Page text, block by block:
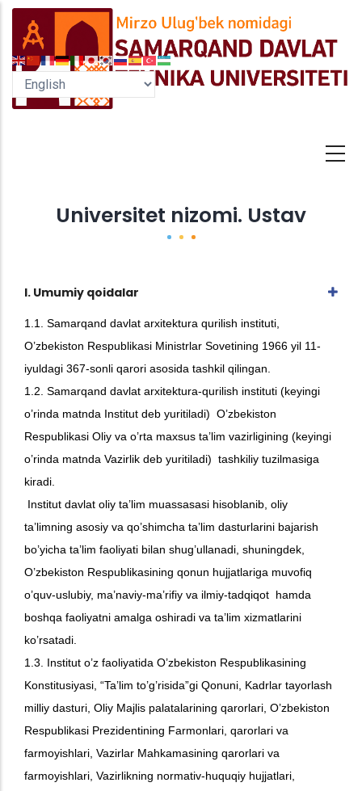
Skip
main
content
Universitet nizomi. Ustav
I. Umumiy qoidalar
1.1. Samarqand davlat arxitektura qurilish instituti,
O’zbekiston Respublikasi Ministrlar Sovetining 1966 yil 11-
iyuldagi 367-sonli qarori asosida tashkil qilingan.
1.2. Samarqand davlat arxitektura-qurilish instituti (keyingi
o’rinda matnda Institut deb yuritiladi) O’zbekiston
Respublikasi Oliy va o’rta maxsus ta’lim vazirligining (keyingi
o’rinda matnda Vazirlik deb yuritiladi) tashkiliy tuzilmasiga
kiradi.
Institut davlat oliy ta’lim muassasasi hisoblanib, oliy
ta’limning asosiy va qo’shimcha ta’lim dasturlarini bajarish
bo’yicha ta’lim faoliyati bilan shug’ullanadi, shuningdek,
O’zbekiston Respublikasining qonun hujjatlariga muvofiq
o’quv-uslubiy, ma’naviy-ma’rifiy va ilmiy-tadqiqot hamda
boshqa faoliyatni amalga oshiradi va ta’lim xizmatlarini
ko’rsatadi.
1.3. Institut o’z faoliyatida O’zbekiston Respublikasining
Konstitusiyasi, “Ta’lim to’g’risida”gi Qonuni, Kadrlar tayorlash
milliy dasturi, Oliy Majlis palatalarining qarorlari, O’zbekiston
Respublikasi Prezidentining Farmonlari, qarorlari va
farmoyishlari, Vazirlar Mahkamasining qarorlari va
farmoyishlari, Vazirlikning normativ-huquqiy hujjatlari,